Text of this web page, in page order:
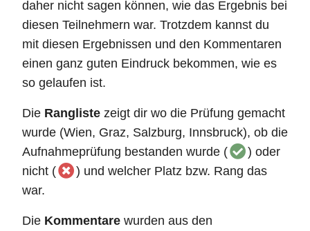
daher nicht sagen können, wie das Ergebnis bei
diesen Teilnehmern war. Trotzdem kannst du
mit diesen Ergebnissen und den Kommentaren
einen ganz guten Eindruck bekommen, wie es
so gelaufen ist.
Die Rangliste zeigt dir wo die Prüfung gemacht
wurde (Wien, Graz, Salzburg, Innsbruck), ob die
Aufnahmeprüfung bestanden wurde (
) oder
nicht (
) und welcher Platz bzw. Rang das
war.
Die Kommentare wurden aus den